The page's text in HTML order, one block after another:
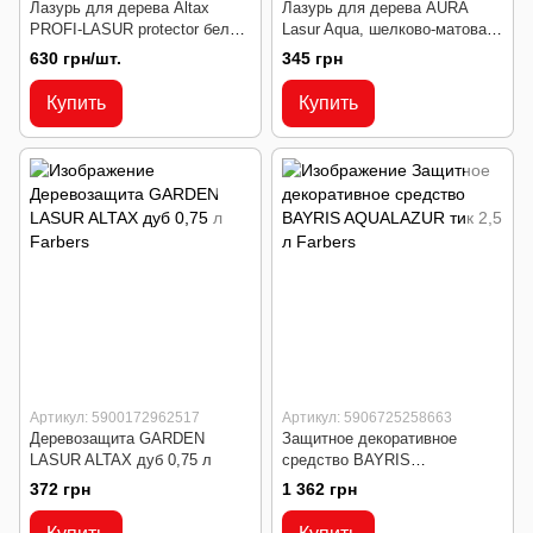
Лазурь для дерева Altax
PROFI-LASUR protector белый
750 мл
630 грн/шт.
Купить
Лазурь для дерева AURA
Lasur Aqua, шелково-матовая
прозрачная 0,75л
345 грн
Купить
Артикул: 5900172962517
Деревозащита GARDEN
LASUR ALTAX дуб 0,75 л
372 грн
Артикул: 5906725258663
Защитное декоративное
средство BAYRIS
AQUALAZUR тик 2,5 л
1 362 грн